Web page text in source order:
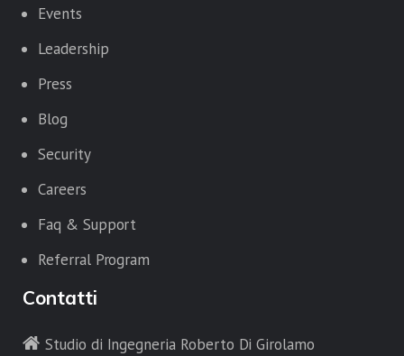
Events
Leadership
Press
Blog
Security
Careers
Faq & Support
Referral Program
Contatti
Studio di Ingegneria Roberto Di Girolamo